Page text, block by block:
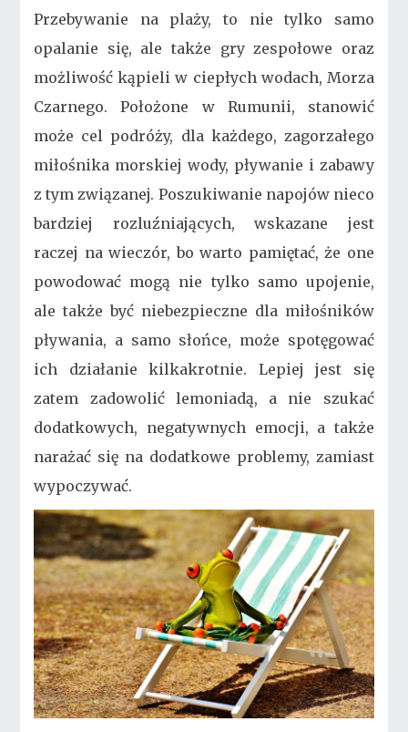
Przebywanie na plaży, to nie tylko samo
opalanie się, ale także gry zespołowe oraz
możliwość kąpieli w ciepłych wodach, Morza
Czarnego. Położone w Rumunii, stanowić
może cel podróży, dla każdego, zagorzałego
miłośnika morskiej wody, pływanie i zabawy
z tym związanej. Poszukiwanie napojów nieco
bardziej rozluźniających, wskazane jest
raczej na wieczór, bo warto pamiętać, że one
powodować mogą nie tylko samo upojenie,
ale także być niebezpieczne dla miłośników
pływania, a samo słońce, może spotęgować
ich działanie kilkakrotnie. Lepiej jest się
zatem zadowolić lemoniadą, a nie szukać
dodatkowych, negatywnych emocji, a także
narażać się na dodatkowe problemy, zamiast
wypoczywać.